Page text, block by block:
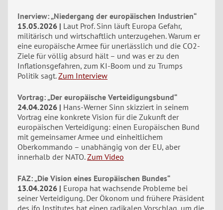
Inerview: „Niedergang der europäischen Industrien“
15.05.2026
Laut Prof. Sinn läuft Europa Gefahr,
militärisch und wirtschaftlich unterzugehen. Warum er
eine europäische Armee für unerlässlich und die CO2-
Ziele für völlig absurd hält – und was er zu den
Inflationsgefahren, zum KI-Boom und zu Trumps
Politik sagt. Zum Interview
Vortrag: „Der europäische Verteidigungsbund“
24.04.2026
Hans-Werner Sinn skizziert in seinem
Vortrag eine konkrete Vision für die Zukunft der
europäischen Verteidigung: einen Europäischen Bund
mit gemeinsamer Armee und einheitlichem
Oberkommando – unabhängig von der EU, aber
innerhalb der NATO. Zum Video
FAZ: „Die Vision eines Europäischen Bundes“
13.04.2026
Europa hat wachsende Probleme bei
seiner Verteidigung. Der Ökonom und frühere Präsident
des ifo Institutes hat einen radikalen Vorschlag, um die